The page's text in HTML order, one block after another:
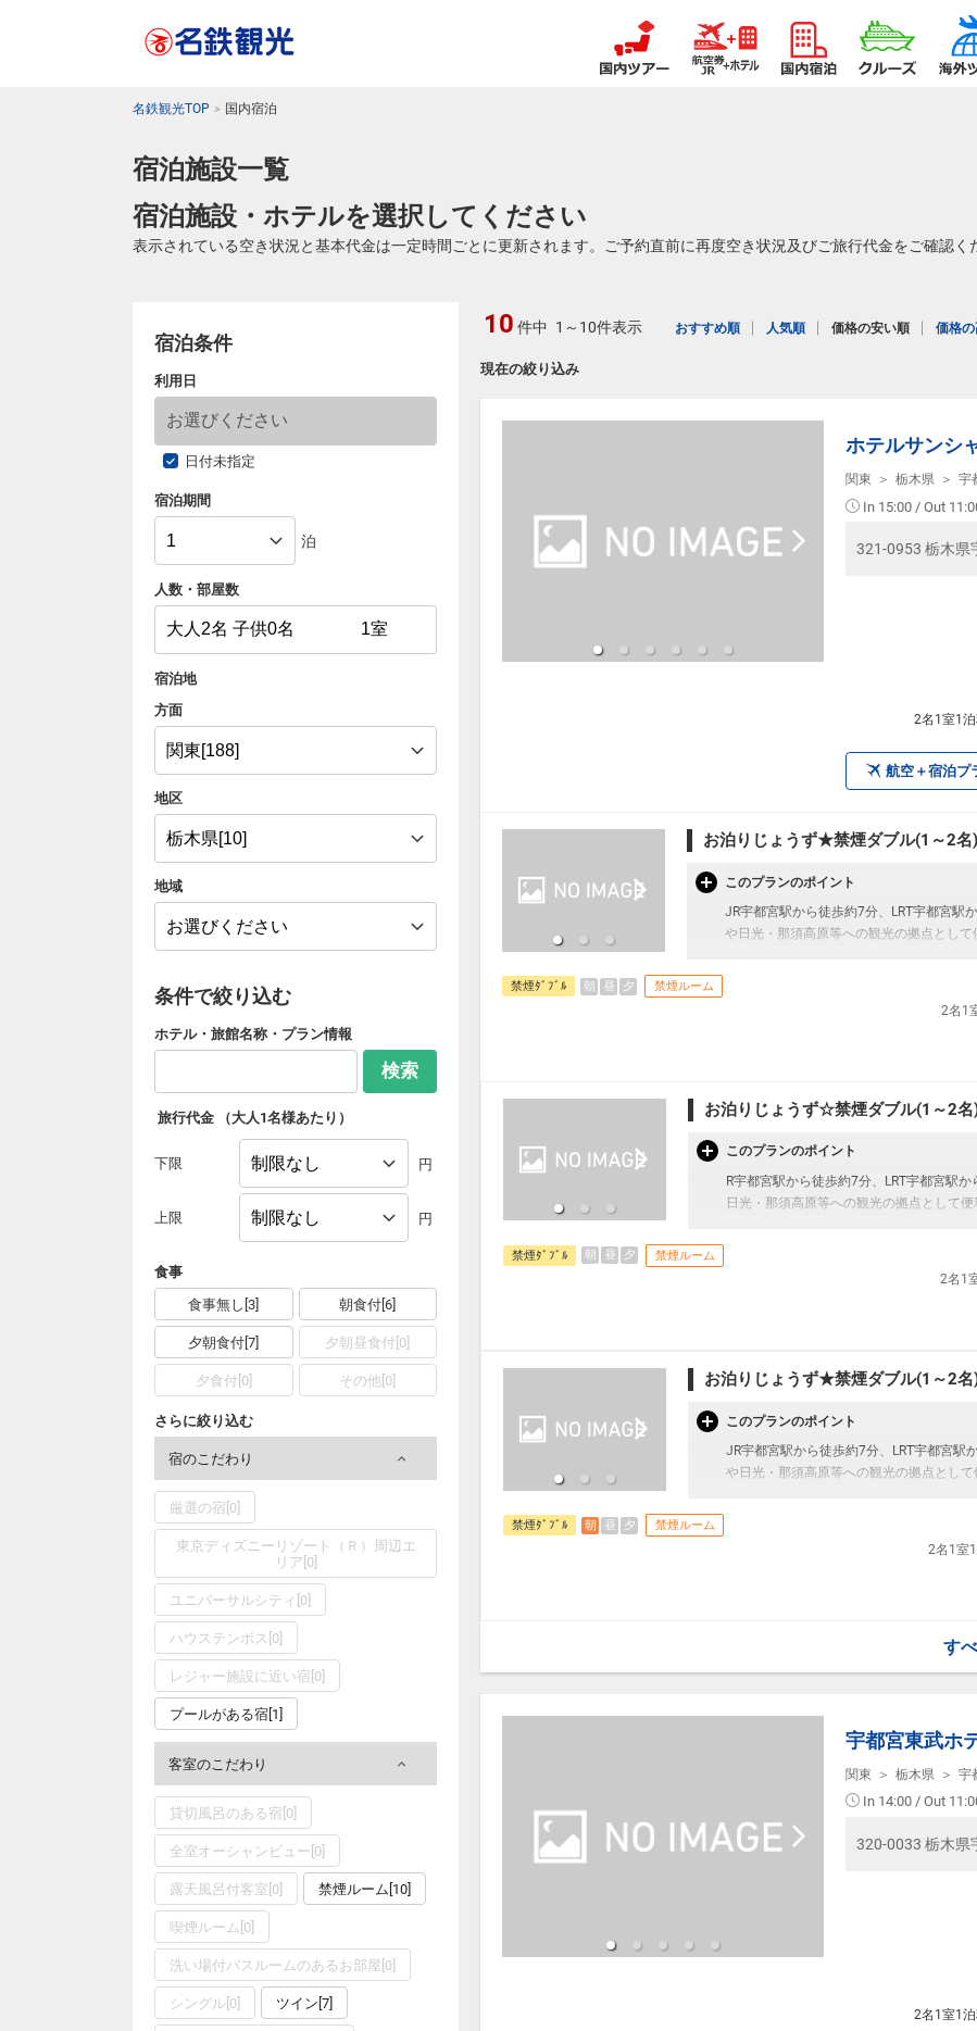
名鉄観光TOP 国内宿泊
宿泊施設一覧
宿泊施設・ホテルを選択してください
表示されている空き状況と基本代金は一定時間ごとに更新されます。ご予約直前に再度空き状況及びご旅行代金をご確認く
宿泊条件
利用日
日付未指定
宿泊期間
泊
人数・部屋数
宿泊地
方面
地区
地域
条件で絞り込む
ホテル・旅館名称・プラン情報
検索
旅行代金 （大人1名様あたり）
下限 円
上限 円
食事
食事無し[3]
朝食付[6]
夕朝食付[7] 夕朝昼食付[0]
夕食付[0] その他[0]
さらに絞り込む
宿のこだわり
厳選の宿[0]
東京ディズニーリゾート（Ｒ）周辺エ
リア[0]
ユニバーサルシティ[0]
ハウステンボス[0]
レジャー施設に近い宿[0]
プールがある宿[1]
客室のこだわり
貸切風呂のある宿[0]
全室オーシャンビュー[0]
露天風呂付客室[0] 禁煙ルーム[10]
喫煙ルーム[0]
洗い場付バスルームのあるお部屋[0]
シングル[0] ツイン[7]
現在の絞り込み
10 件中 1～10件表示 おすすめ順 人気順 価格の安い順 価格
ホテルサンシ
関東 栃木県 宇
In 15:00 / Out
321-0953 栃木県
2名1室1泊
航空＋宿泊プ
お泊りじょうず★禁煙ダブル(1～2名
このプランのポイント
JR宇都宮駅から徒歩約7分、LRT宇都宮駅
や日光・那須高原等への観光の拠点として
・1ベッドです。2名様で1室をご予約の
・宿泊税が必要な場合は現地払いとなり
【宿泊施設における「こども・添い寝」に
・添い寝のお子様がいる場合は「施設へ
禁煙ﾀﾞﾌﾞﾙ 朝 昼 夕 禁煙ルーム
2名1
お泊りじょうず☆禁煙ダブル(1～2名
このプランのポイント
R宇都宮駅から徒歩約7分、LRT宇都宮駅
日光・那須高原等への観光の拠点として便
・1ベッドです。2名様で1室をご予約の
・宿泊税が必要な場合は現地払いとなり
【宿泊施設における「こども・添い寝」に
・添い寝のお子様がいる場合は「施設へ
【旅行代金について】
禁煙ﾀﾞﾌﾞﾙ 朝 昼 夕 禁煙ルーム
2名1
お泊りじょうず★禁煙ダブル(1～2名
このプランのポイント
JR宇都宮駅から徒歩約7分、LRT宇都宮駅
や日光・那須高原等への観光の拠点として
・1ベッドです。2名様で1室をご予約の
・宿泊税が必要な場合は現地払いとなり
【宿泊施設における「こども・添い寝」
禁煙ﾀﾞﾌﾞﾙ 朝 昼 夕 禁煙ルーム
2名1室
す
宇都宮東武ホ
関東 栃木県 宇
In 14:00 / Out
320-0033 栃木県
2名1室1泊